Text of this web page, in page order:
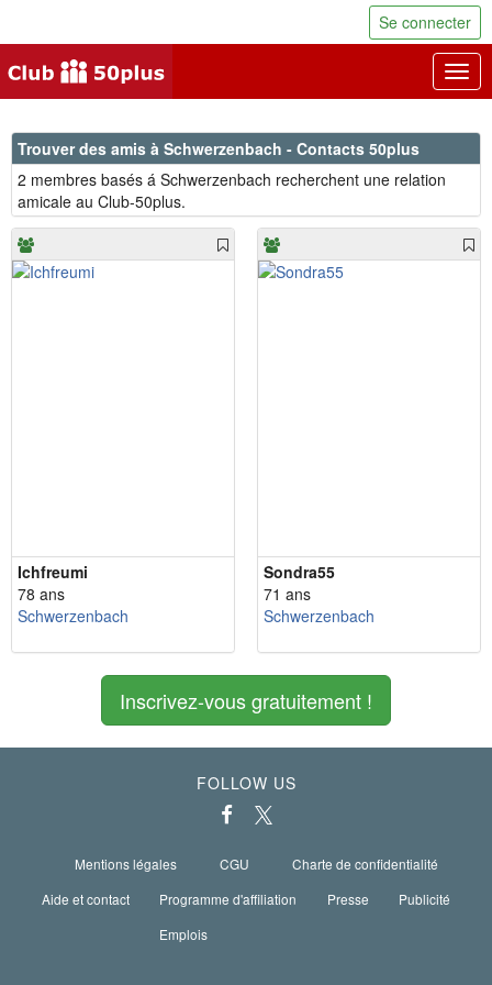
Se connecter
Trouver des amis à Schwerzenbach - Contacts 50plus
2 membres basés á Schwerzenbach recherchent une relation
amicale au Club-50plus.
Ichfreumi
78 ans
Schwerzenbach
Sondra55
71 ans
Schwerzenbach
Inscrivez-vous gratuitement !
FOLLOW US
Mentions légales CGU
Charte de confidentialité
Aide et contact
Programme d'affiliation Presse
Publicité
Emplois